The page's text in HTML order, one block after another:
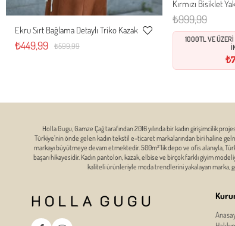
S M L
Ekru Sırt Bağlama Detaylı Triko Kazak
₺449,99 ₺599,99
Kırmızı Bisiklet
₺999,99
1000TL VE
Holla Gugu, Gamze Çağ tarafından 2016 yılında bir kadın girişimcilik
Türkiye’nin önde gelen kadın tekstil e-ticaret markalarından biri haline
markayı büyütmeye devam etmektedir. 500m²’lik depo ve ofis alanıyla,
başarı hikayesidir. Kadın pantolon, kazak, elbise ve birçok farklı giyim
kaliteli ürünleriyle moda trendlerini yakalayan marka,